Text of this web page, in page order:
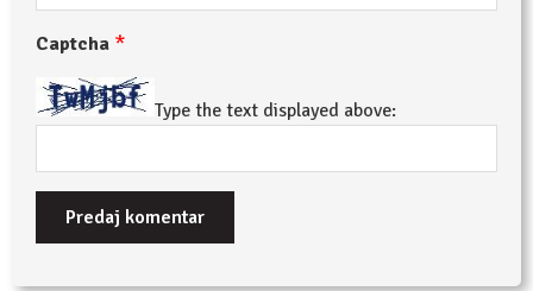
Captcha *
Type the text displayed above: